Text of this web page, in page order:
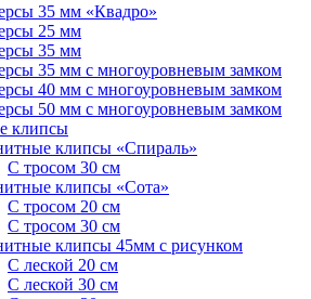
35 мм «Квадро»
25 мм
35 мм
35 мм с многоуровневым замком
40 мм с многоуровневым замком
50 мм с многоуровневым замком
клипсы
клипсы «Спираль»
С тросом 30 см
клипсы «Сота»
С тросом 20 см
С тросом 30 см
клипсы 45мм с рисунком
С леской 20 см
С леской 30 см